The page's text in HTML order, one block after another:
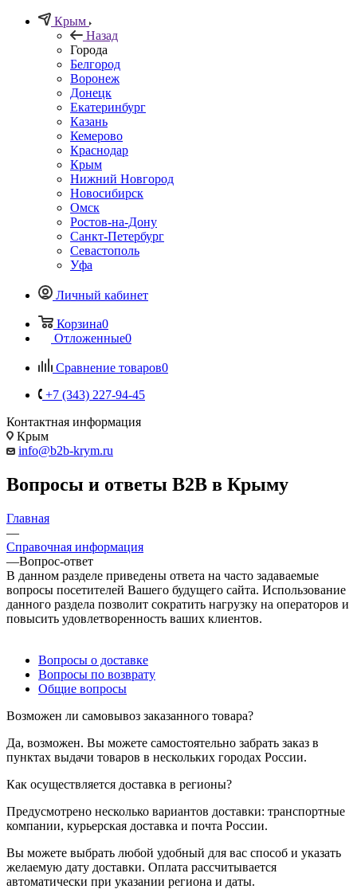
Крым
Назад
Города
Белгород
Воронеж
Донецк
Екатеринбург
Казань
Кемерово
Краснодар
Крым
Нижний Новгород
Новосибирск
Омск
Ростов-на-Дону
Санкт-Петербург
Севастополь
Уфа
Личный кабинет
Корзина0
Отложенные0
Сравнение товаров0
+7 (343) 227-94-45
Контактная информация
Крым
info@b2b-krym.ru
Вопросы и ответы B2B в Крыму
Главная
—
Справочная информация
—Вопрос-ответ
В данном разделе приведены ответа на часто задаваемые
вопросы посетителей Вашего будущего сайта. Использование
данного раздела позволит сократить нагрузку на операторов и
повысить удовлетворенность ваших клиентов.
Вопросы о доставке
Вопросы по возврату
Общие вопросы
Возможен ли самовывоз заказанного товара?
Да, возможен. Вы можете самостоятельно забрать заказ в
пунктах выдачи товаров в нескольких городах России.
Как осуществляется доставка в регионы?
Предусмотрено несколько вариантов доставки: транспортные
компании, курьерская доставка и почта России.
Вы можете выбрать любой удобный для вас способ и указать
желаемую дату доставки. Оплата рассчитывается
автоматически при указании региона и даты.